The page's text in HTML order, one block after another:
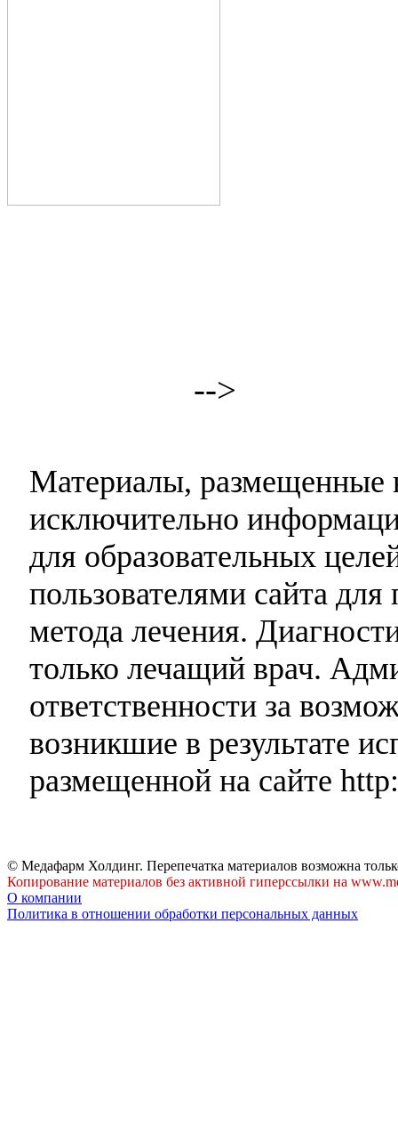
-->
Материалы, размещенные
исключительно
для образовательных
пользователями сайта
метода лечения.
только лечащий врач.
ответственности за
возникшие в результате
размещенной на сайте
© Медафарм Холдинг. Перепечатка материалов возможна
Копирование материалов без активной гиперссылки на
О компании
Политика в отношении обработки персональных данных